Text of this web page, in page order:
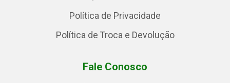
Política de Privacidade
Política de Troca e Devolução
Fale Conosco